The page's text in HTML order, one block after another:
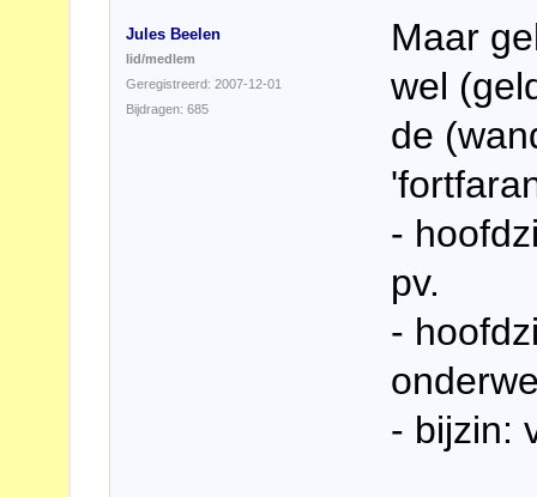
Jules Beelen
lid/medlem
Geregistreerd: 2007-12-01
Bijdragen: 685
Maar
wel
de
-
pv.
-
- bijzin: